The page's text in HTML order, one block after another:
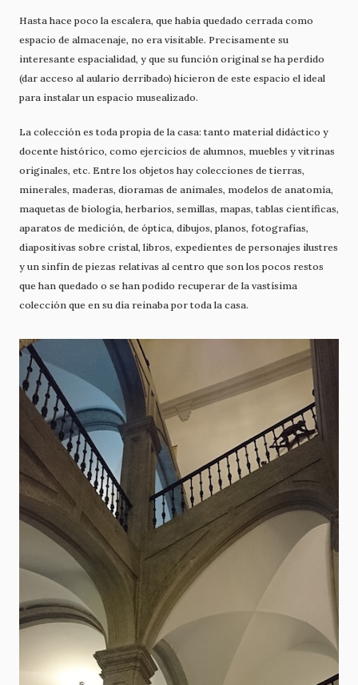
Hasta hace poco la escalera, que había quedado cerrada como
espacio de almacenaje, no era visitable. Precisamente su
interesante espacialidad, y que su función original se ha perdido
(dar acceso al aulario derribado) hicieron de este espacio el ideal
para instalar un espacio musealizado.
La colección es toda propia de la casa: tanto material didáctico y
docente histórico, como ejercicios de alumnos, muebles y vitrinas
originales, etc. Entre los objetos hay colecciones de tierras,
minerales, maderas, dioramas de animales, modelos de anatomía,
maquetas de biología, herbarios, semillas, mapas, tablas científicas,
aparatos de medición, de óptica, dibujos, planos, fotografías,
diapositivas sobre cristal, libros, expedientes de personajes ilustres
y un sinfín de piezas relativas al centro que son los pocos restos
que han quedado o se han podido recuperar de la vastísima
colección que en su día reinaba por toda la casa.